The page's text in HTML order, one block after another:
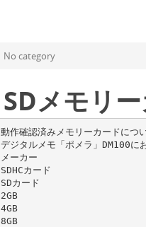
No category
SDメモリ
動作確認済みメモリーカードにつ
デジタルメモ「ポメラ」DM100に
メーカー
SDHCカード
SDカード
2GB
4GB
8GB